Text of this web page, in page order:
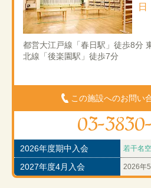
日
都営大江戸線「春日駅」徒歩8分
北線「後楽園駅」徒歩7分
この施設へのお問い
03-
2026年度期中入会 若干名
2027年度4月入会 2026年